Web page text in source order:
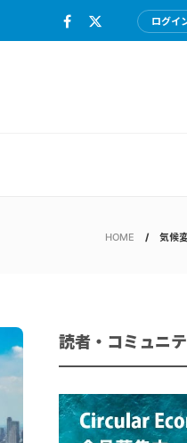
ログイ
HOME 気候
読者・コミュニ